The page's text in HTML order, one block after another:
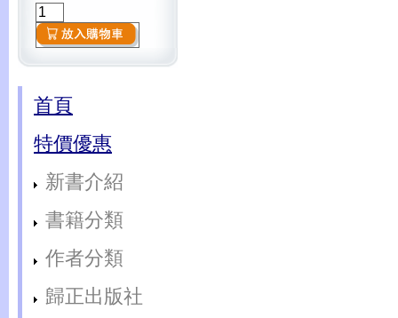
首頁
特價優惠
新書介紹
書籍分類
作者分類
歸正出版社